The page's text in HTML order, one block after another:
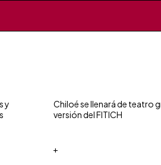
y
Chiloé se llenará de teatro
versión del FITICH
+